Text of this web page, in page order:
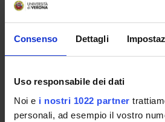
Consenso Dettagli
Uso responsabile dei dati
Noi e i nostri 1022 partner
personali, ad esempio il vostro
Alessandra Cordiano
Full Professor
Full Professor